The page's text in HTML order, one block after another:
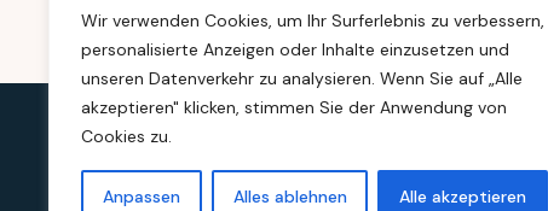
Wir verwenden Cookies, um Ihr Surferlebnis zu verbessern,
personalisierte Anzeigen oder Inhalte einzusetzen und
unseren Datenverkehr zu analysieren. Wenn Sie auf „Alle
akzeptieren" klicken, stimmen Sie der Anwendung von
Cookies zu.
Anpassen Alles ablehnen Alle akzeptieren
© 2021-2024 Mongolian Step. Alle Rechte